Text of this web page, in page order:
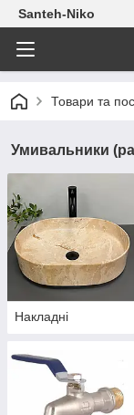
Santeh-Niko
Товари та
Умивальники
Накладні